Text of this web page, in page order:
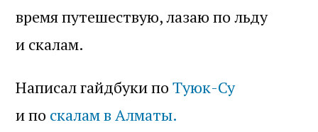
время путешествую, лазаю по льду
и скалам.
Написал гайдбуки по Туюк-Су
и по скалам в Алматы.